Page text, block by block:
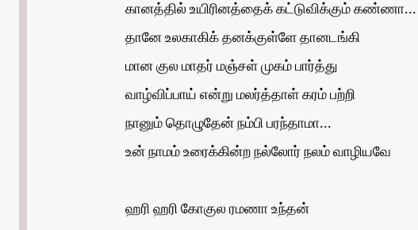
கானத்தில் உயிரினத்தைக் கட்டுவிக்கும் கண்ணா...
தானே உலகாகிக் தனக்குள்ளே தானடங்கி
மான குல மாதர் மஞ்சள் முகம் பார்த்து
வாழ்விப்பாய் என்று மலர்த்தாள் கரம் பற்றி
நானும் தொழுதேன் நம்பி பரந்தாமா...
உன் நாமம் உரைக்கின்ற நல்லோர் நலம் வாழியவே
ஹரி ஹரி கோகுல ரமணா உந்தன்